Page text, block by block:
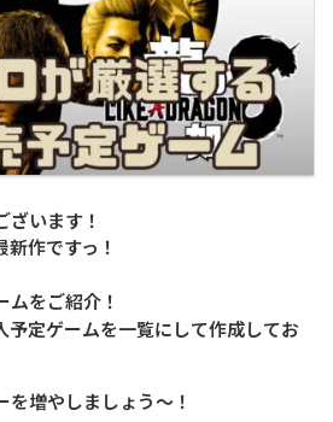
ざいます！
作ですっ！
ムをご紹介！
予定ゲームを一覧にして作成してお
増やしましょう～！